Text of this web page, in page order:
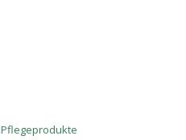
Pflegeprodukte